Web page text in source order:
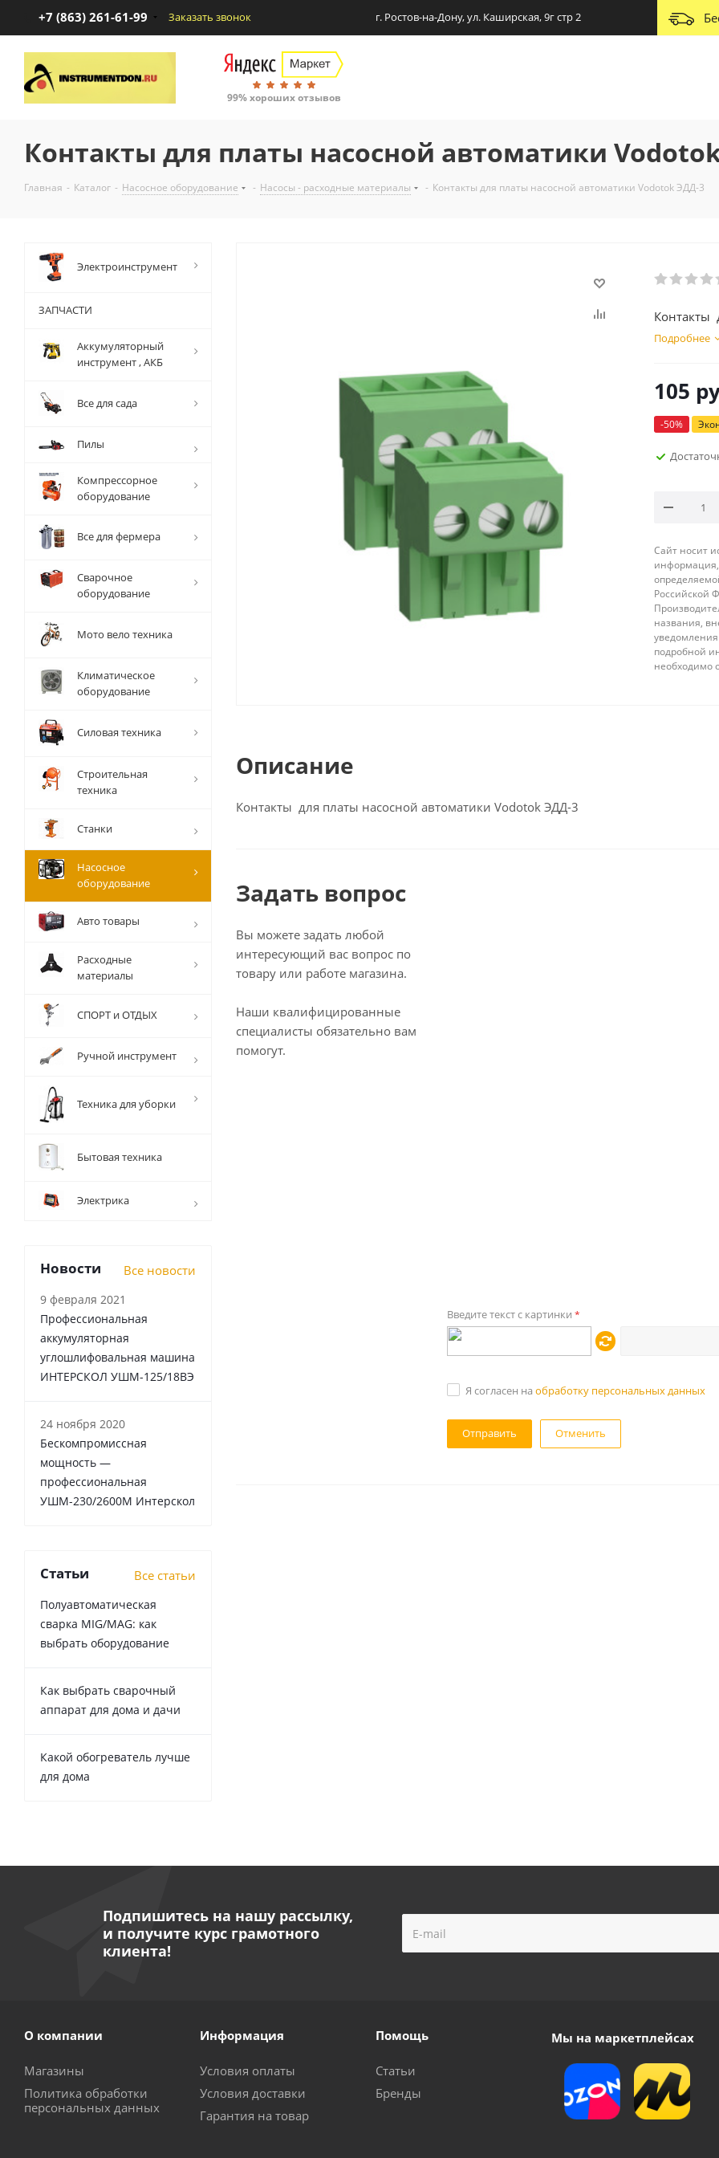
+7 (863) 261-61-99 Заказать звонок г. Ростов-на-Дону, ул. Каширская, 9г стр 2
99% хороших отзывов
Контакты для платы насосной автоматики
Главная - Каталог - Насосное оборудование - Насосы - расходные материалы - Контакты для платы насосной автоматики Vodotok ЭДД-3
Контакты
Подробнее
105
-50%
Сайт носит
информация,
Российской
названия,
подробной
необходимо
Описание
Контакты для платы насосной автоматики Vodotok ЭДД-3
Задать вопрос
Вы можете задать любой
интересующий вас вопрос по
товару или работе магазина.
Наши квалифицированные
специалисты обязательно вам
помогут.
Введите текст с картинки *
Я согласен на обработку персональных данных
Отменить
Электроинструмент
ЗАПЧАСТИ
Аккумуляторный
инструмент , АКБ
Все для сада
Пилы
Компрессорное
оборудование
Все для фермера
Сварочное
оборудование
Мото вело техника
Климатическое
оборудование
Силовая техника
Строительная
техника
Станки
Насосное
оборудование
Авто товары
Расходные
материалы
СПОРТ и ОТДЫХ
Ручной инструмент
Техника для уборки
Бытовая техника
Электрика
Новости Все новости
9 февраля 2021
Профессиональная
аккумуляторная
углошлифовальная машина
ИНТЕРСКОЛ УШМ-125/18ВЭ
24 ноября 2020
Бескомпромиссная
мощность —
профессиональная
УШМ-230/2600М Интерскол
Статьи Все статьи
Полуавтоматическая
сварка MIG/MAG: как
выбрать оборудование
Как выбрать сварочный
аппарат для дома и дачи
Какой обогреватель лучше
для дома
Подпишитесь на нашу рассылку,
и получите курс грамотного
клиента!
О компании
Магазины
Политика обработки
персональных данных
Информация
Условия оплаты
Условия доставки
Гарантия на товар
Помощь
Статьи
Бренды
Мы на маркетплейсах